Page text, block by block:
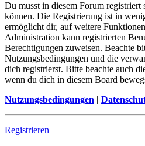
Du musst in diesem Forum registriert
können. Die Registrierung ist in
ermöglicht dir, auf weitere
Administration kann registrierten
Berechtigungen zuweisen. Beachte
Nutzungsbedingungen und die
dich registrierst. Bitte beachte auch
wenn du dich in diesem Board
Nutzungsbedingungen |
Registrieren